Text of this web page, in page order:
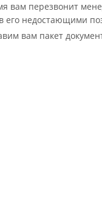
вам перезвонит
его недостающими
вам пакет